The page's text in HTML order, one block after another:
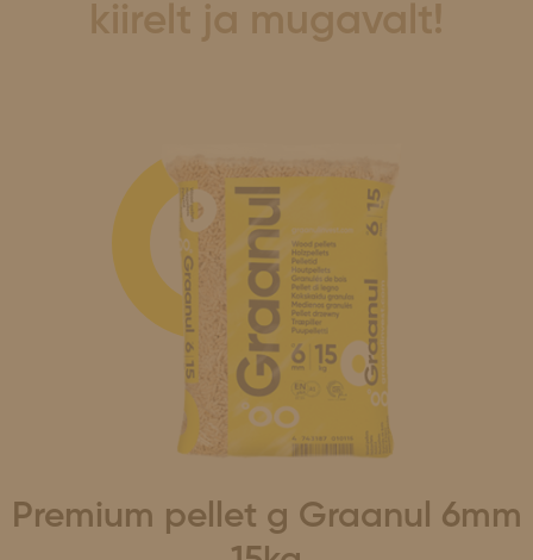
kiirelt ja mugavalt!
Premium pellet g Graanul 6mm